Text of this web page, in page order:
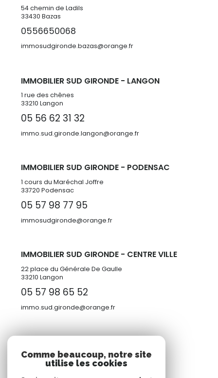
54 chemin de Ladils
33430 Bazas
0556650068
immosudgironde.bazas@orange.fr
IMMOBILIER SUD GIRONDE - LANGON
1 rue des chênes
33210 Langon
05 56 62 31 32
immo.sud.gironde.langon@orange.fr
IMMOBILIER SUD GIRONDE - PODENSAC
1 cours du Maréchal Joffre
33720 Podensac
05 57 98 77 95
immosudgironde@orange.fr
IMMOBILIER SUD GIRONDE - CENTRE VILLE
22 place du Générale De Gaulle
33210 Langon
05 57 98 65 52
immo.sud.gironde@orange.fr
Nous adhérons
Comme beaucoup, notre site
utilise les cookies